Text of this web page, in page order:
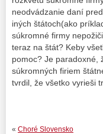
neodvádzanie daní
iných štátoch(ako
súkromné firmy
teraz na štát? Keby
pomoc? Je paradoxné,
súkromných firiem
tvrdil, že všetko vyrieši
« Choré Slovensko